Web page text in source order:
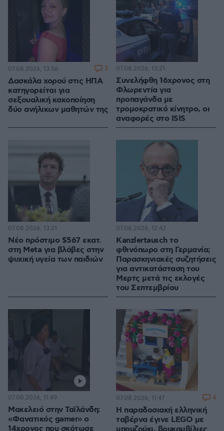
Δασκάλα χορού στις ΗΠΑ
κατηγορείται για
σεξουαλική κακοποίηση
δύο ανήλικων μαθητών της
07.08.2026, 13:56 3
Συνελήφθη 16χρονος στη
Φλωρεντία για
προπαγάνδα με
τρομοκρατικό κίνητρο, οι
αναφορές στο ISIS
07.08.2026, 13:21
Νέο πρόστιμο $567 εκατ.
στη Meta για βλάβες στην
ψυχική υγεία των παιδιών
07.08.2026, 13:21
Kanzlertausch το
φθινόπωρο στη Γερμανία;
Παρασκηνιακές συζητήσεις
για αντικατάσταση του
Μερτς μετά τις εκλογές
του Σεπτεμβρίου
07.08.2026, 12:42
Μακελειό στην Ταϊλάνδη:
«Φανατικός gamer» ο
14χρονος που σκότωσε
07.08.2026, 11:49
Η παραδοσιακή ελληνική
ταβέρνα έγινε LEGO με
07.08.2026, 11:47 4